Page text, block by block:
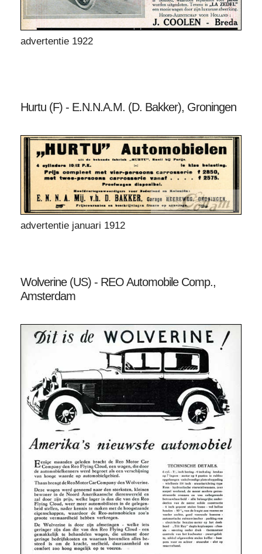
advertentie 1922
Hurtu (F) - E.N.N.A.M. (D. Bakker), Groningen
advertentie januari 1912
Wolverine (US) - REO Automobile Comp.,
Amsterdam